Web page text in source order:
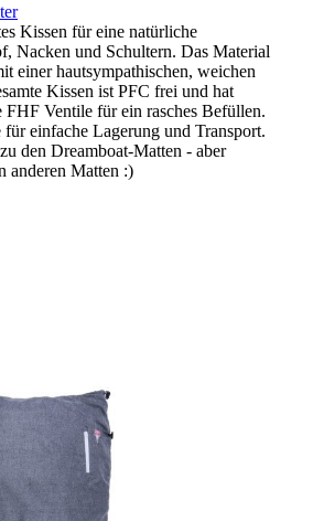
Kissen für eine natürliche
Nacken und Schultern. Das Material
einer hautsympathischen, weichen
Kissen ist PFC frei und hat
FHF Ventile für ein rasches Befüllen.
einfache Lagerung und Transport.
den Dreamboat-Matten - aber
anderen Matten :)